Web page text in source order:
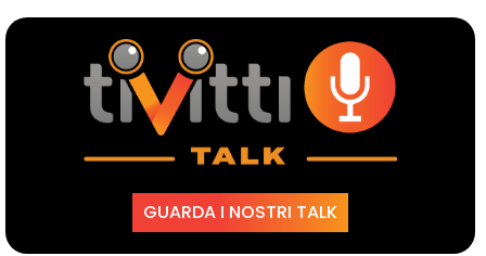
GUARDA I NOSTRI TALK